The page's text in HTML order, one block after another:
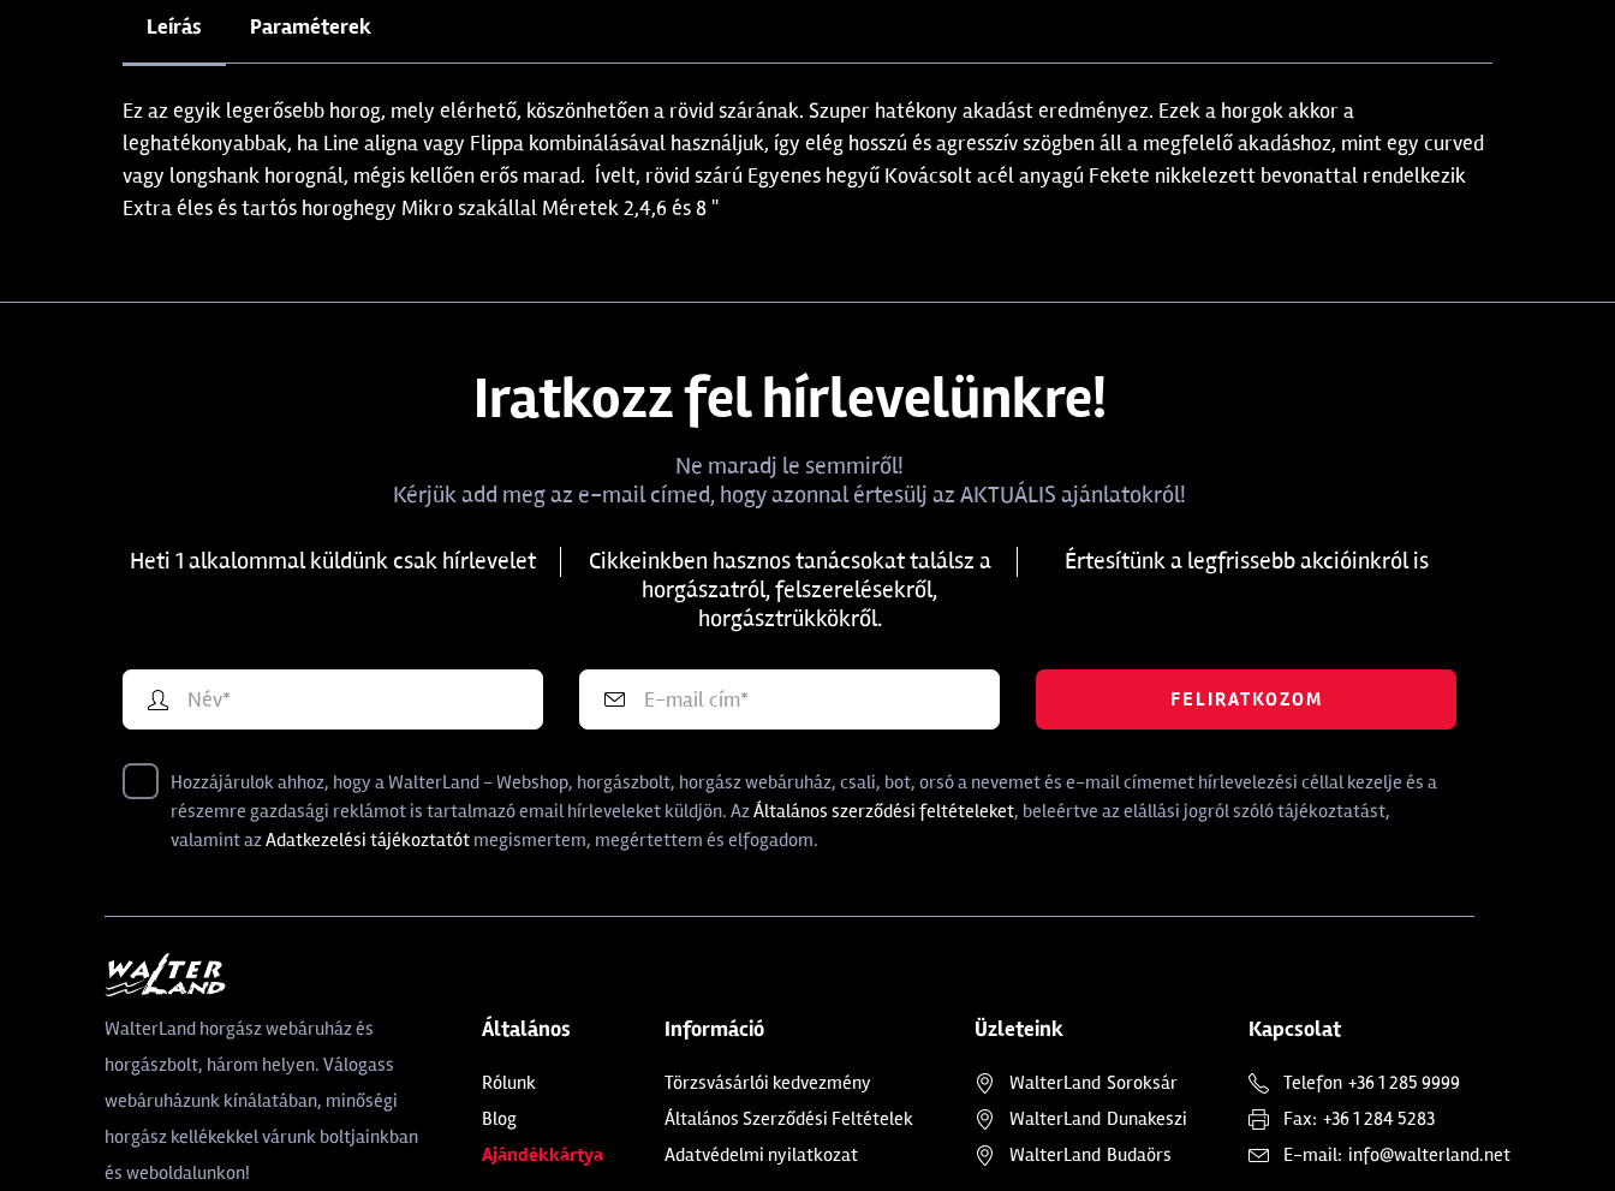
Leírás Paraméterek
Ez az egyik legerősebb horog, mely elérhető, köszönhetően a rövid szárának. Szuper hatékony akadást eredményez. Ezek a horgok akkor a
leghatékonyabbak, ha Line aligna vagy Flippa kombinálásával használjuk, így elég hosszú és agresszív szögben áll a megfelelő akadáshoz, mint egy curved
vagy longshank horognál, mégis kellően erős marad. Ívelt, rövid szárú Egyenes hegyű Kovácsolt acél anyagú Fekete nikkelezett bevonattal rendelkezik
Extra éles és tartós horoghegy Mikro szakállal Méretek 2,4,6 és 8 "
Iratkozz fel hírlevelünkre!
Ne maradj le semmiről!
Kérjük add meg az e-mail címed, hogy azonnal értesülj az AKTUÁLIS ajánlatokról!
Heti 1 alkalommal küldünk csak hírlevelet
Cikkeinkben hasznos tanácsokat találsz a
horgászatról, felszerelésekről,
horgásztrükkökről.
Értesítünk a legfrissebb akcióinkról is
FELIRATKOZOM
Hozzájárulok ahhoz, hogy a WalterLand - Webshop, horgászbolt, horgász webáruház, csali, bot, orsó a nevemet és e-mail címemet hírlevelezési céllal kezelje és a
részemre gazdasági reklámot is tartalmazó email hírleveleket küldjön. AzÁltalános szerződési feltételeket, beleértve az elállási jogról szóló tájékoztatást,
valamint azAdatkezelési tájékoztatót megismertem, megértettem és elfogadom.
WalterLand horgász webáruház és
horgászbolt, három helyen. Válogass
webáruházunk kínálatában, minőségi
horgász kellékekkel várunk boltjainkban
és weboldalunkon!
Általános
Rólunk
Blog
Ajándékkártya
Információ
Törzsvásárlói kedvezmény
Általános Szerződési Feltételek
Adatvédelmi nyilatkozat
Üzleteink
WalterLand Soroksár
WalterLand Dunakeszi
WalterLand Budaörs
Kapcsolat
Telefon +36 1 285 9999
Fax: +36 1 284 5283
E-mail: info@walterland.net